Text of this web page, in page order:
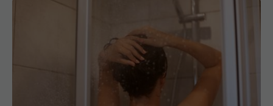
Trucul simplu de vară care te răcorește după duș.
De ce este bine să nu te ștergi imediat